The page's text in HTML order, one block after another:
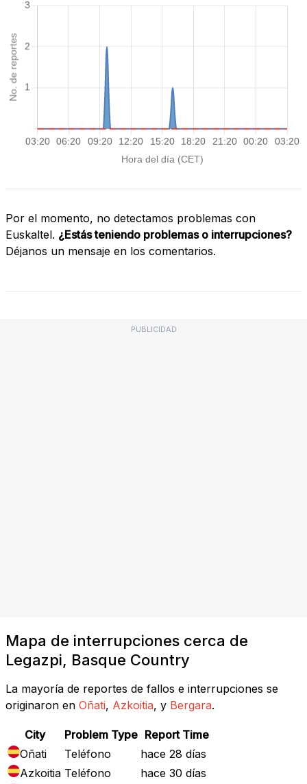
Por el momento, no detectamos problemas con
Euskaltel. ¿Estás teniendo problemas o interrupciones?
Déjanos un mensaje en los comentarios.
PUBLICIDAD
Mapa de interrupciones cerca de
Legazpi, Basque Country
La mayoría de reportes de fallos e interrupciones se
originaron en Oñati, Azkoitia, y Bergara.
City Problem Type Report Time
Oñati
Teléfono
hace 28 días
Azkoitia Teléfono
hace 30 días